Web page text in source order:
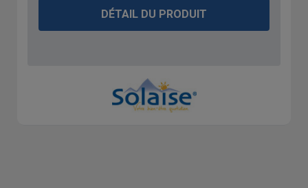
DÉTAIL DU PRODUIT